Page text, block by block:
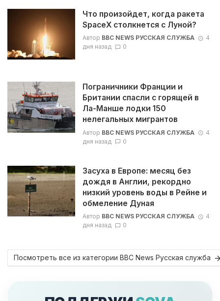
Что произойдет, когда ракета
SpaceX столкнется с Луной?
Автор BBC NEWS РУССКАЯ СЛУЖБА
4
дня назад
0
Пограничники Франции и
Британии спасли с горящей в
Ла-Манше лодки 150
нелегальных мигрантов
Автор BBC NEWS РУССКАЯ СЛУЖБА
4
дня назад
0
Засуха в Европе: месяц без
дождя в Англии, рекордно
низкий уровень воды в Рейне и
обмеление Дуная
Автор BBC NEWS РУССКАЯ СЛУЖБА
4
дня назад
0
Посмотреть все из категории BBC News Русская служба